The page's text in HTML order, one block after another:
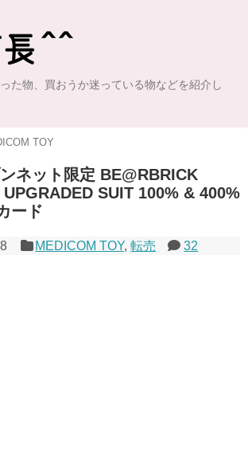
た物、買おうか迷っている物などを紹介し
TOY
ネット限定 BE@RBRICK
SUIT 100% & 400%
ード
MEDICOM TOY,転売 32